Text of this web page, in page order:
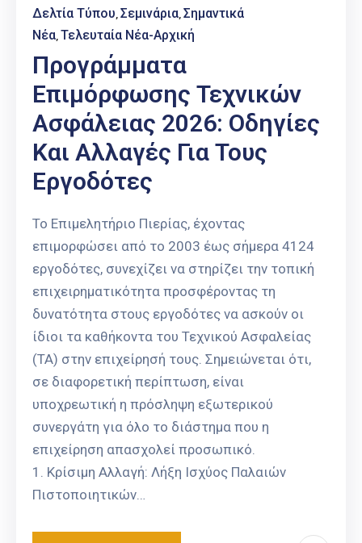
Δελτία Τύπου Σεμινάρια Σημαντικά
Νέα Τελευταία Νέα-Αρχική
Προγράμματα
Επιμόρφωσης Τεχνικών
Ασφάλειας 2026: Οδηγίες
Και Αλλαγές Για Τους
Εργοδότες
Το Επιμελητήριο Πιερίας, έχοντας
επιμορφώσει από το 2003 έως σήμερα 4124
εργοδότες, συνεχίζει να στηρίζει την τοπική
επιχειρηματικότητα προσφέροντας τη
δυνατότητα στους εργοδότες να ασκούν οι
ίδιοι τα καθήκοντα του Τεχνικού Ασφαλείας
(ΤΑ) στην επιχείρησή τους. Σημειώνεται ότι,
σε διαφορετική περίπτωση, είναι
υποχρεωτική η πρόσληψη εξωτερικού
συνεργάτη για όλο το διάστημα που η
επιχείρηση απασχολεί προσωπικό.
1. Κρίσιμη Αλλαγή: Λήξη Ισχύος Παλαιών
Πιστοποιητικών…